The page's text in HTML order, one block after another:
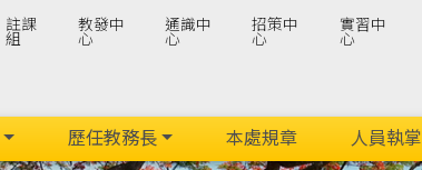
註課
組
教發中
心
通識中
心
招策中
心
實習中
心
歷任教務長 本處規章 人員執掌